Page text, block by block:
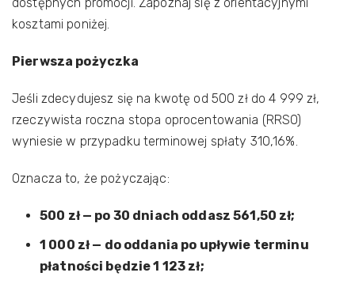
kosztami poniżej.
Pierwsza pożyczka
Jeśli zdecydujesz się na kwotę od 500 zł do 4 999 zł,
rzeczywista roczna stopa oprocentowania (RRSO)
wyniesie w przypadku terminowej spłaty 310,16%.
Oznacza to, że pożyczając:
500 zł — po 30 dniach oddasz 561,50 zł;
1 000 zł — do oddania po upływie terminu
płatności będzie 1 123 zł;